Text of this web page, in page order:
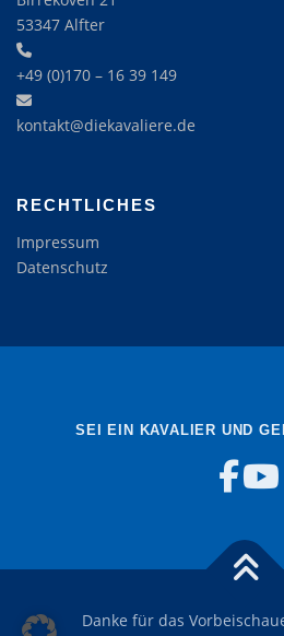
53347 Alfter
+49 (0)170 – 16 39 149‬
kontakt@diekavaliere.de
RECHTLICHES
Impressum
Datenschutz
SEI EIN KAVALIER UND
Danke für das